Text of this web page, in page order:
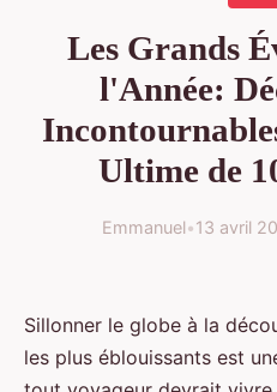
Les Grands
l'Année:
Ultime de
Emmanuel•13 avril
Sillonner le globe à la
les plus éblouissants est